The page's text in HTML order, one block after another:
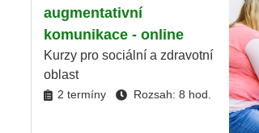
augmentativní
komunikace - online
Kurzy pro sociální a zdravotní
oblast
2 termíny Rozsah: 8 hod.